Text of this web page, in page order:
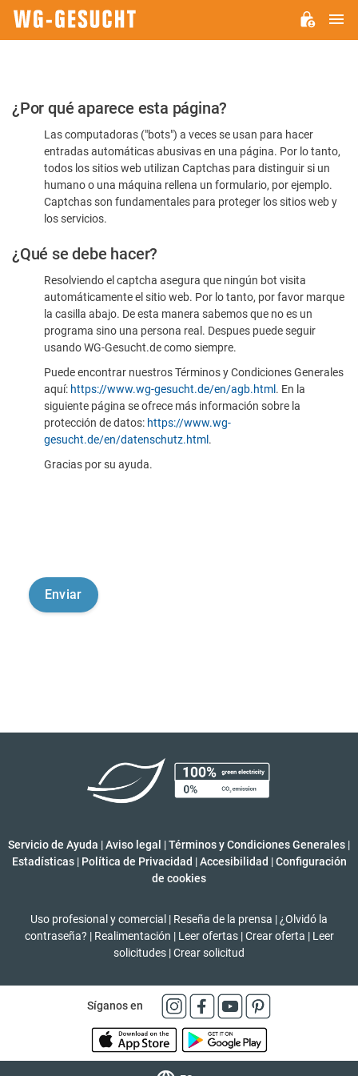
Por
favor,
confirme
humano
¿Por qué aparece esta página?
Las computadoras ("bots") a veces se usan para hacer
entradas automáticas abusivas en una página. Por lo tanto,
todos los sitios web utilizan Captchas para distinguir si un
humano o una máquina rellena un formulario, por ejemplo.
Captchas son fundamentales para proteger los sitios web y
los servicios.
¿Qué se debe hacer?
Resolviendo el captcha asegura que ningún bot visita
automáticamente el sitio web. Por lo tanto, por favor marque
la casilla abajo. De esta manera sabemos que no es un
programa sino una persona real. Despues puede seguir
usando WG-Gesucht.de como siempre.
Puede encontrar nuestros Términos y Condiciones Generales
aquí: https://www.wg-gesucht.de/en/agb.html . En la
siguiente página se ofrece más información sobre la
protección de datos: https://www.wg-
gesucht.de/en/datenschutz.html .
Gracias por su ayuda.
Servicio de Ayuda |Aviso legal |Términos y Condiciones Generales |
Estadísticas | Política de Privacidad | Accesibilidad | Configuración
de cookies
Uso profesional y comercial | Reseña de la prensa | ¿Olvidó la
contraseña? | Realimentación | Leer ofertas | Crear oferta | Leer
solicitudes |Crear solicitud
Síganos en